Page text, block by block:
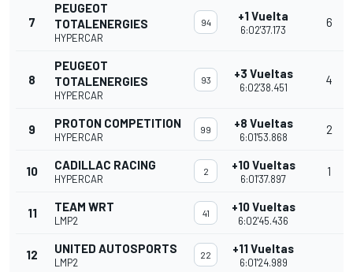
7
PEUGEOT
TOTALENERGIES
HYPERCAR
94 +1 Vuelta
6:02'37.173
6
8
PEUGEOT
TOTALENERGIES
HYPERCAR
93 +3 Vueltas
6:02'38.451
4
9 PROTON COMPETITION
HYPERCAR
99 +8 Vueltas
6:01'53.868
2
10 CADILLAC RACING
HYPERCAR
2 +10 Vueltas
6:01'37.897
1
11 TEAM WRT
LMP2
41 +10 Vueltas
6:02'45.436
12 UNITED AUTOSPORTS
LMP2
22 +11 Vueltas
6:01'24.989